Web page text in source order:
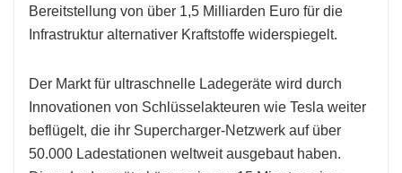
Bereitstellung von über 1,5 Milliarden Euro für die
Infrastruktur alternativer Kraftstoffe widerspiegelt.
Der Markt für ultraschnelle Ladegeräte wird durch
Innovationen von Schlüsselakteuren wie Tesla weiter
beflügelt, die ihr Supercharger-Netzwerk auf über
50.000 Ladestationen weltweit ausgebaut haben.